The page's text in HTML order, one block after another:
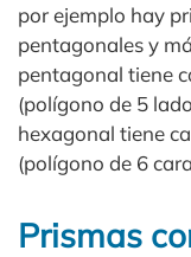
por ejemplo hay
pentagonales y
pentagonal tiene
(polígono de 5
hexagonal tiene
(polígono de 6
Prismas